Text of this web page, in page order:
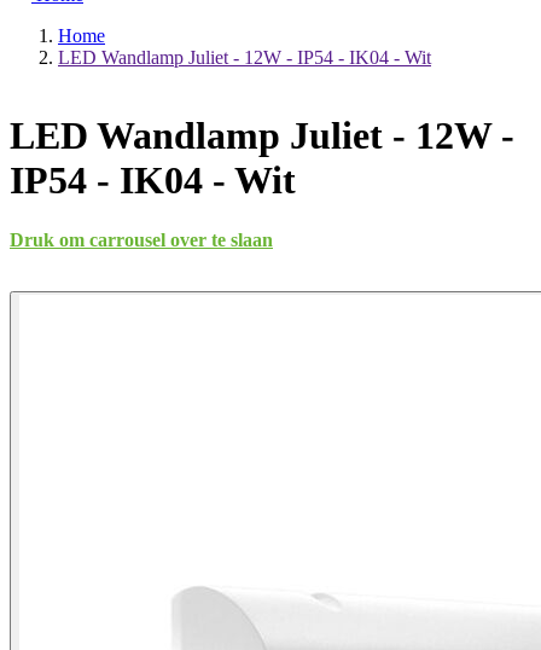
Home
LED Wandlamp Juliet - 12W - IP54 - IK04 - Wit
LED Wandlamp Juliet - 12W -
IP54 - IK04 - Wit
Druk om carrousel over te slaan